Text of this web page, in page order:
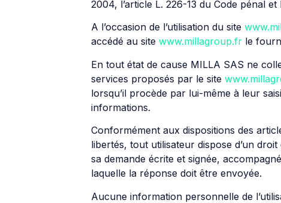
2004, l’article L. 226-13 du Code pénal
A l’occasion de l’utilisation du site
accédé au site www.millagroup.fr le
En tout état de cause MILLA SAS ne
services proposés par le site
lorsqu’il procède par lui-même à leur
informations.
Conformément aux dispositions des
libertés, tout utilisateur dispose d’un
sa demande écrite et signée,
laquelle la réponse doit être envoyée.
Aucune information personnelle de